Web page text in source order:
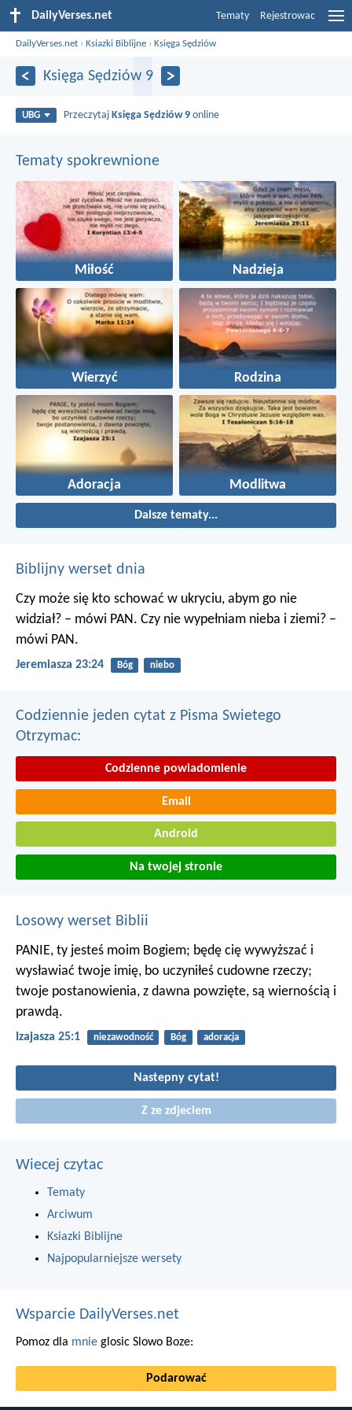
DailyVerses.net Tematy Rejestrowac
DailyVerses.net ›Ksiazki Biblijne ›Księga Sędziów
Księga Sędziów 9
UBG Przeczytaj Księga Sędziów 9 online
Tematy spokrewnione
Miłość Nadzieja
Wierzyć Rodzina
Adoracja Modlitwa
Dalsze tematy...
Biblijny werset dnia
Czy może się kto schować w ukryciu, abym go nie
widział? – mówi PAN. Czy nie wypełniam nieba i ziemi? –
mówi PAN.
Jeremiasza 23:24 Bóg niebo
Codziennie jeden cytat z Pisma Swietego
Otrzymac:
Codzienne powiadomienie
Email
Android
Na twojej stronie
Losowy werset Biblii
PANIE, ty jesteś moim Bogiem; będę cię wywyższać i
wysławiać twoje imię, bo uczyniłeś cudowne rzeczy;
twoje postanowienia, z dawna powzięte, są wiernością i
prawdą.
Izajasza 25:1 niezawodność Bóg adoracja
Nastepny cytat!
Z ze zdjeciem
Wiecej czytac
Tematy
Arciwum
Ksiazki Biblijne
Najpopularniejsze wersety
Wsparcie DailyVerses.net
Pomoz dla mnie glosic Slowo Boze:
Podarować